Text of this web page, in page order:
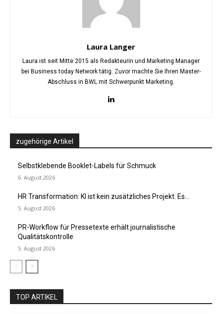
Laura Langer
Laura ist seit Mitte 2015 als Redakteurin und Marketing Manager
bei Business.today Network tätig. Zuvor machte Sie Ihren Master-
Abschluss in BWL mit Schwerpunkt Marketing.
zugehörige Artikel
Selbstklebende Booklet-Labels für Schmuck
6. August 2026
HR Transformation: KI ist kein zusätzliches Projekt. Es...
5. August 2026
PR-Workflow für Pressetexte erhält journalistische
Qualitätskontrolle
5. August 2026
TOP ARTIKEL